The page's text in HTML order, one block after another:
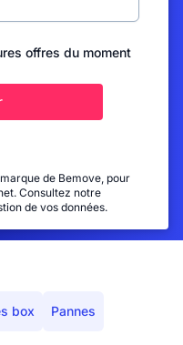
offres du moment
de Bemove, pour
Consultez notre
de vos données.
box Pannes